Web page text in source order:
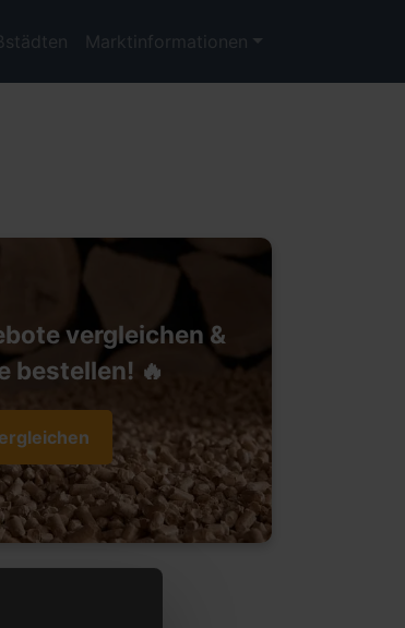
Marktinformationen
vergleichen &
bestellen! 🔥